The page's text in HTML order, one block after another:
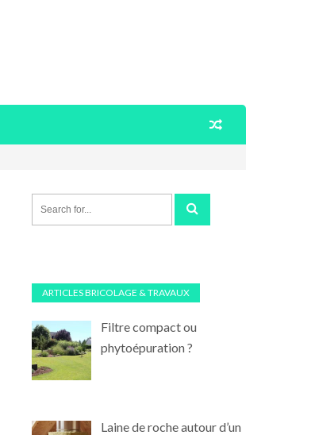
ARTICLES BRICOLAGE & TRAVAUX
Filtre compact ou
phytoépuration ?
Laine de roche autour d’un